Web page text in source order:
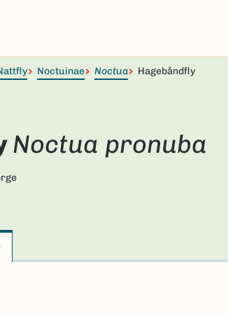
Noctuinae Noctua Hagebåndfly
Noctua pronuba